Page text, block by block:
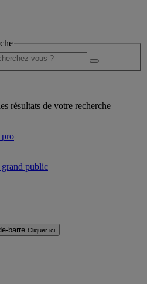
résultats de votre recherche
pro
grand public
barre Cliquer ici